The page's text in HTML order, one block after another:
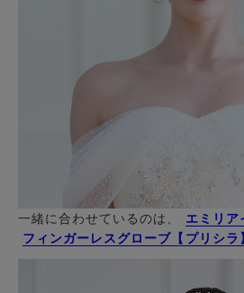
一緒に合わせているのは、 エミリア
フィンガーレスグローブ【プリシラ